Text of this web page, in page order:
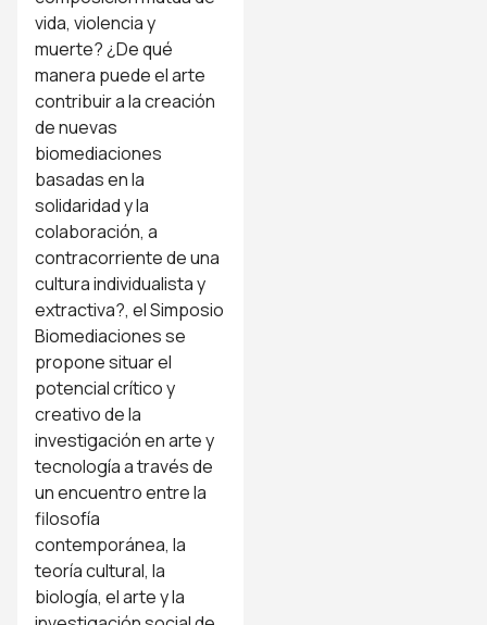
vida, violencia y
muerte? ¿De qué
manera puede el arte
contribuir a la creación
de nuevas
biomediaciones
basadas en la
solidaridad y la
colaboración, a
contracorriente de una
cultura individualista y
extractiva?, el Simposio
Biomediaciones se
propone situar el
potencial crítico y
creativo de la
investigación en arte y
tecnología a través de
un encuentro entre la
filosofía
contemporánea, la
teoría cultural, la
biología, el arte y la